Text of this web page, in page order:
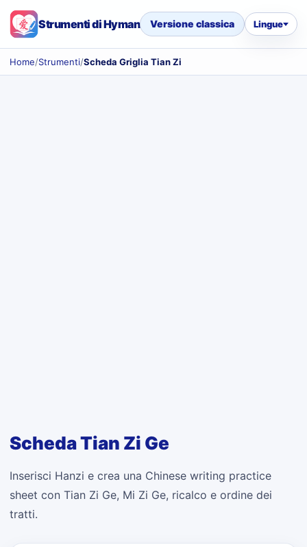
Strumenti di Hyman Versione classica Lingue
Home/Strumenti/Scheda Griglia Tian Zi
Scheda Tian Zi Ge
Inserisci Hanzi e crea una Chinese writing practice
sheet con Tian Zi Ge, Mi Zi Ge, ricalco e ordine dei
tratti.